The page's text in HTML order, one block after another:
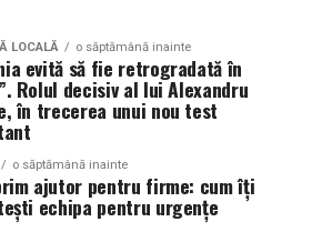
percepția față de
și atrage mai mulți participanți
susținerea unor cauze ecologice.
“verde”, organizatorii pot
angajamentului față de protejarea
socială.
cu siguranță faptul că
adopte soluții care protejează
LOCALĂ o săptămână inainte
evită să fie retrogradată în
Rolul decisiv al lui Alexandru
în trecerea unui nou test
o săptămână inainte
ajutor pentru firme: cum îți
echipa pentru urgențe